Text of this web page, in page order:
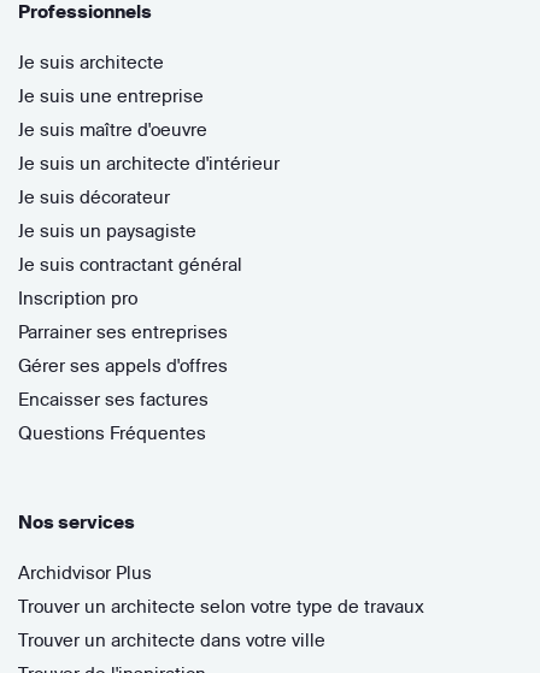
Professionnels
Je suis architecte
Je suis une entreprise
Je suis maître d'oeuvre
Je suis un architecte d'intérieur
Je suis décorateur
Je suis un paysagiste
Je suis contractant général
Inscription pro
Parrainer ses entreprises
Gérer ses appels d'offres
Encaisser ses factures
Questions Fréquentes
Nos services
Archidvisor Plus
Trouver un architecte selon votre type de travaux
Trouver un architecte dans votre ville